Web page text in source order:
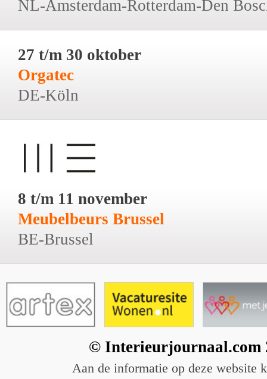
NL-Amsterdam-Rotterdam-Den
27 t/m 30 oktober
Orgatec
DE-Köln
8 t/m 11 november
Meubelbeurs Brussel
BE-Brussel
© Interieurjournaal.com
Aan de informatie op deze website